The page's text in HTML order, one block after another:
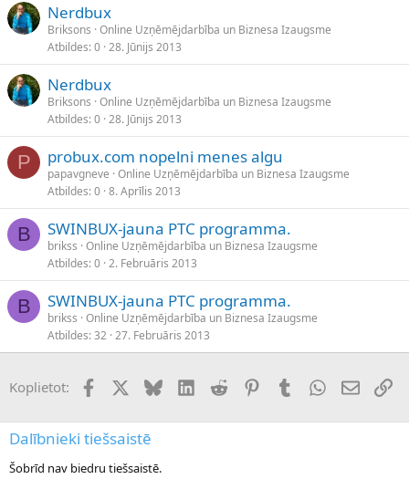
Nerdbux
Briksons Online Uzņēmējdarbība un Biznesa Izaugsme
Atbildes 0 28. Jūnijs 2013
Nerdbux
Briksons Online Uzņēmējdarbība un Biznesa Izaugsme
Atbildes 0 28. Jūnijs 2013
P probux.com nopelni menes algu
papavgneve Online Uzņēmējdarbība un Biznesa Izaugsme
Atbildes 0 8. Aprīlis 2013
B SWINBUX-jauna PTC programma.
brikss Online Uzņēmējdarbība un Biznesa Izaugsme
Atbildes 0 2. Februāris 2013
B SWINBUX-jauna PTC programma.
brikss Online Uzņēmējdarbība un Biznesa Izaugsme
Atbildes 32 27. Februāris 2013
Koplietot: FacebookX (Twitter)
BlueskyLinkedInReddit PinterestTumblrWhatsApp
E-pasts
Dalībnieki tiešsaistē
Šobrīd nav biedru tiešsaistē.